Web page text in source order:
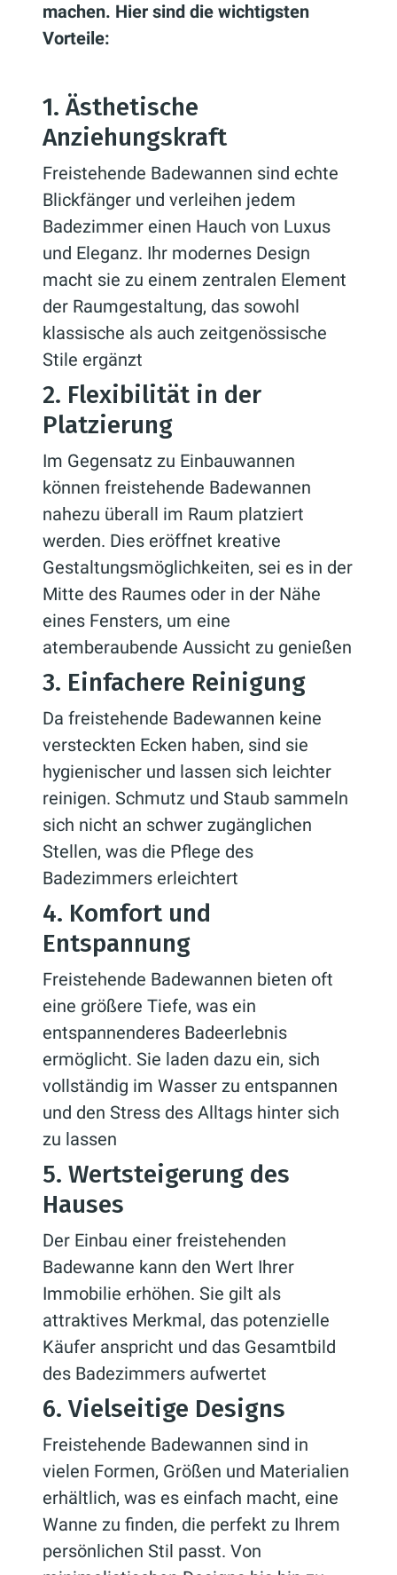
machen. Hier sind die wichtigsten
Vorteile:
1. Ästhetische
Anziehungskraft
Freistehende Badewannen sind echte
Blickfänger und verleihen jedem
Badezimmer einen Hauch von Luxus
und Eleganz. Ihr modernes Design
macht sie zu einem zentralen Element
der Raumgestaltung, das sowohl
klassische als auch zeitgenössische
Stile ergänzt
2. Flexibilität in der
Platzierung
Im Gegensatz zu Einbauwannen
können freistehende Badewannen
nahezu überall im Raum platziert
werden. Dies eröffnet kreative
Gestaltungsmöglichkeiten, sei es in der
Mitte des Raumes oder in der Nähe
eines Fensters, um eine
atemberaubende Aussicht zu genießen
3. Einfachere Reinigung
Da freistehende Badewannen keine
versteckten Ecken haben, sind sie
hygienischer und lassen sich leichter
reinigen. Schmutz und Staub sammeln
sich nicht an schwer zugänglichen
Stellen, was die Pflege des
Badezimmers erleichtert
4. Komfort und
Entspannung
Freistehende Badewannen bieten oft
eine größere Tiefe, was ein
entspannenderes Badeerlebnis
ermöglicht. Sie laden dazu ein, sich
vollständig im Wasser zu entspannen
und den Stress des Alltags hinter sich
zu lassen
5. Wertsteigerung des
Hauses
Der Einbau einer freistehenden
Badewanne kann den Wert Ihrer
Immobilie erhöhen. Sie gilt als
attraktives Merkmal, das potenzielle
Käufer anspricht und das Gesamtbild
des Badezimmers aufwertet
6. Vielseitige Designs
Freistehende Badewannen sind in
vielen Formen, Größen und Materialien
erhältlich, was es einfach macht, eine
Wanne zu finden, die perfekt zu Ihrem
persönlichen Stil passt. Von